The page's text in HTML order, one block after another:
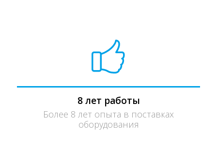
8 лет работы
Более 8 лет опыта в поставках
оборудования